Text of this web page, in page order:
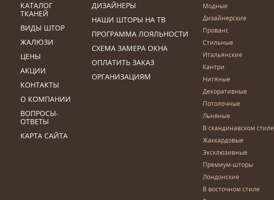
КАТАЛОГ
ТКАНЕЙ
ВИДЫ ШТОР
ЖАЛЮЗИ
ЦЕНЫ
АКЦИИ
КОНТАКТЫ
О КОМПАНИИ
ВОПРОСЫ-
ОТВЕТЫ
КАРТА САЙТА
ДИЗАЙНЕРЫ
НАШИ ШТОРЫ НА ТВ
ПРОГРАММА ЛОЯЛЬНОСТИ
СХЕМА ЗАМЕРА ОКНА
ОПЛАТИТЬ ЗАКАЗ
ОРГАНИЗАЦИЯМ
Модные
Дизайнерские
Прованс
Стильные
Итальянские
Кантри
Нитяные
Декоративные
Потолочные
Льняные
В скандинавском стиле
Жаккардовые
Эксклюзивные
Премиум-шторы
Лондонские
В восточном стиле